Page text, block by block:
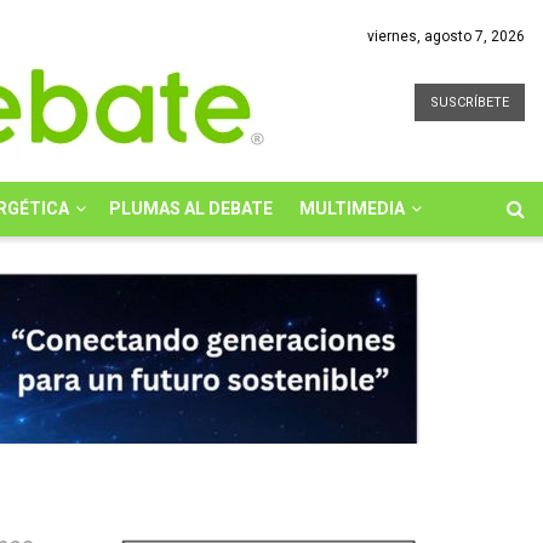
viernes, agosto 7, 2026
SUSCRÍBETE
PLUMAS AL DEBATE MULTIMEDIA